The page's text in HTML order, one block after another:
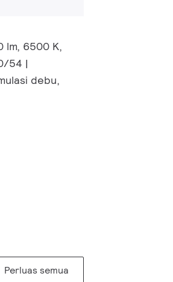
lm, 6500 K,
54 |
debu,
Perluas semua